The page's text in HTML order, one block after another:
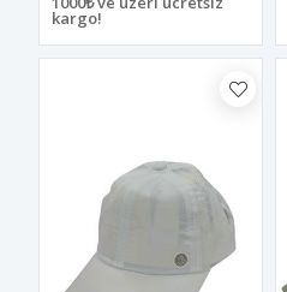
kargo!